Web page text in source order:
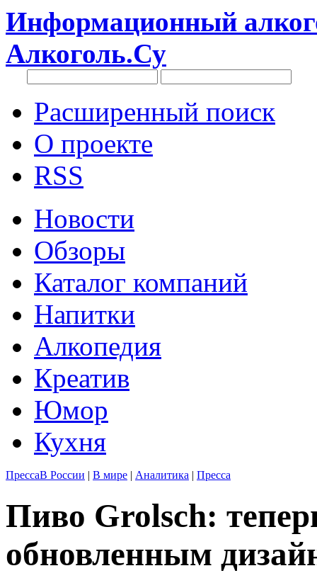
Информационный
Алкоголь.Су
Расширенный поиск
О проекте
RSS
Новости
Обзоры
Каталог компаний
Напитки
Алкопедия
Креатив
Юмор
Кухня
ПрессаВ России | В мире | Аналитика | Пресса
Пиво Grolsch:
обновленным